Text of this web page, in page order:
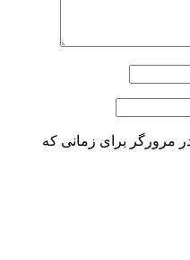
مرورگر برای زمانی که